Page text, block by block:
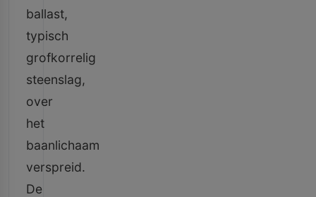
ballast,
typisch
grofkorrelig
steenslag,
over
het
baanlichaam
verspreid.
De